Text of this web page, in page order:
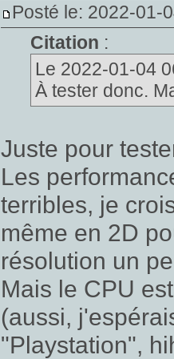
Posté le: 2022-01-
Citation :
Le 2022-01-04
À tester donc.
Juste pour
Les
terribles, je
même en 2D
résolution un
Mais le CPU
(aussi,
"Playstation",